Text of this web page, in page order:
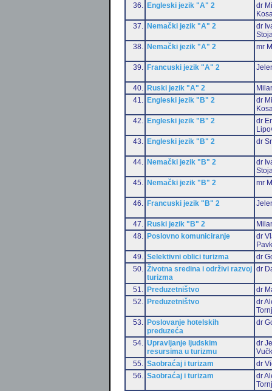
36. Engleski jezik "A" 2
dr
37.
Nemački jezik "A" 2
dr
38.
Nemački jezik "A" 2 mr
39. Francuski jezik "A" 2
40. Ruski jezik "A" 2
41.
Engleski jezik "B" 2
dr
42.
Engleski jezik "B" 2
dr
43.
Engleski jezik "B" 2 dr
44. Nemački jezik "B" 2
dr
45.
Nemački jezik "B" 2 mr
46. Francuski jezik "B" 2
47. Ruski jezik "B" 2
48.
Poslovno komuniciranje
dr
49.
Selektivni oblici turizma
dr
50.
Životna sredina i održivi razvoj
turizma
dr
51. Preduzetništvo
dr
52.
Preduzetništvo
dr
53.
Poslovanje hotelskih
preduzeća
dr
54.
Upravljanje ljudskim
resursima u turizmu
dr
55.
Saobraćaj i turizam
dr
56.
Saobraćaj i turizam
dr